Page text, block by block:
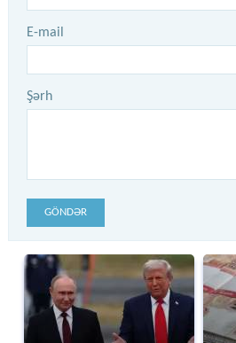
E-mail
Şərh
GÖNDƏR